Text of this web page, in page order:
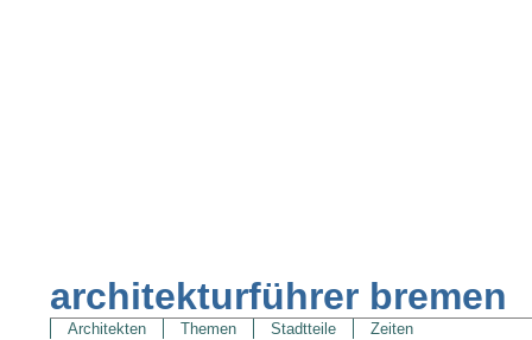
architekturführer bremen
Architekten Themen Stadtteile Zeiten